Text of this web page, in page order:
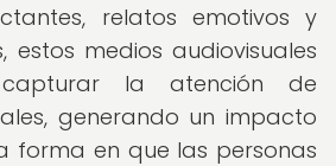
relatos emotivos y
estos medios audiovisuales
la atención de
generando un impacto
forma en que las personas